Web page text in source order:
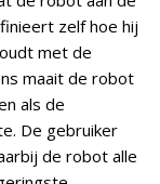
zelf hoe hij
met de
maait de robot
als de
De gebruiker
de robot alle